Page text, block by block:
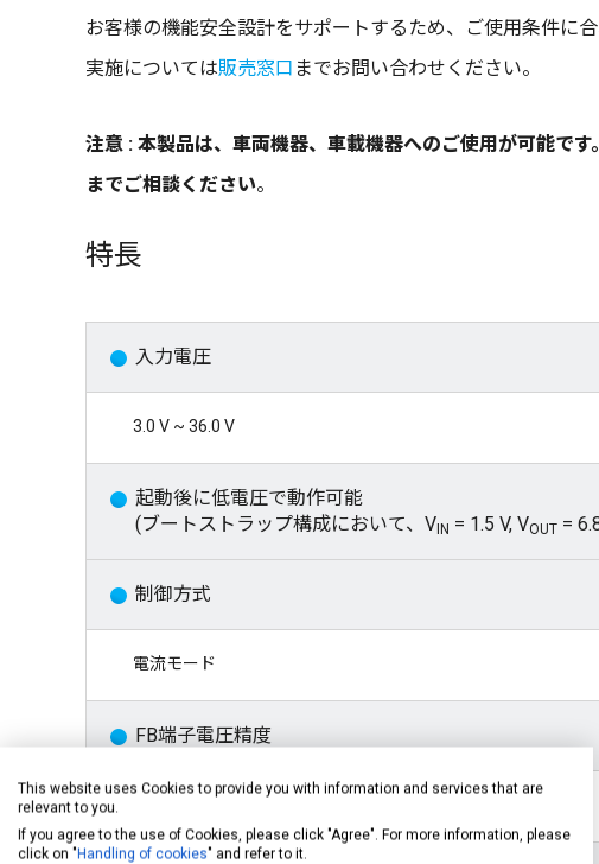
お客様の機能安全設計をサポートするため、ご使用条件に
実施については販売窓口 までお問い合わせください。
注意 : 本製品は、車両機器、車載機器へのご使用が可能で
までご相談ください。
特長
入力電圧
3.0 V ~ 36.0 V
起動後に低電圧で動作可能
(ブートストラップ構成において、V IN = 1.5 V, VOUT =
制御方式
電流モード
FB端子電圧精度
This website uses Cookies to provide you with information and services that are
relevant to you.
If you agree to the use of Cookies, please click "Agree". For more information, please
click on "Handling of cookies" and refer to it.